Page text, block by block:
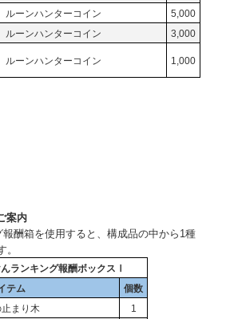
ルーンハンターコイン
5,000
ルーンハンターコイン
3,000
ルーンハンターコイン 1,000
案内
酬箱を使用すると、構成品の中から1種
。
ランキング報酬ボックスⅠ
テム
個数
まり木
1